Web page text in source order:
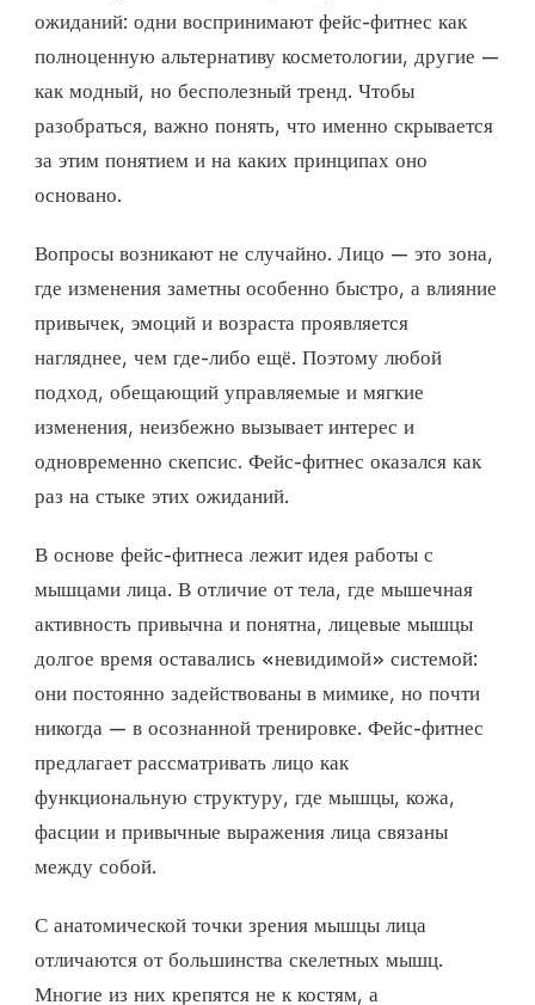
ожиданий: одни воспринимают фейс-фитнес как
полноценную альтернативу косметологии, другие —
как модный, но бесполезный тренд. Чтобы
разобраться, важно понять, что именно скрывается
за этим понятием и на каких принципах оно
основано.
Вопросы возникают не случайно. Лицо — это зона,
где изменения заметны особенно быстро, а влияние
привычек, эмоций и возраста проявляется
нагляднее, чем где-либо ещё. Поэтому любой
подход, обещающий управляемые и мягкие
изменения, неизбежно вызывает интерес и
одновременно скепсис. Фейс-фитнес оказался как
раз на стыке этих ожиданий.
В основе фейс-фитнеса лежит идея работы с
мышцами лица. В отличие от тела, где мышечная
активность привычна и понятна, лицевые мышцы
долгое время оставались «невидимой» системой:
они постоянно задействованы в мимике, но почти
никогда — в осознанной тренировке. Фейс-фитнес
предлагает рассматривать лицо как
функциональную структуру, где мышцы, кожа,
фасции и привычные выражения лица связаны
между собой.
С анатомической точки зрения мышцы лица
отличаются от большинства скелетных мышц.
Многие из них крепятся не к костям, а